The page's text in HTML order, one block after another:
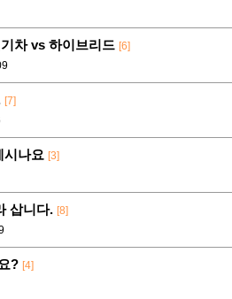
차 vs 하이브리드 [6]
[7]
시나요 [3]
삽니다. [8]
? [4]